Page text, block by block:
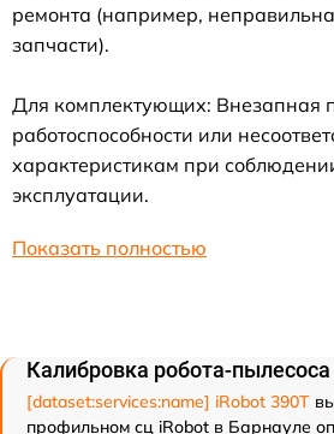
ремонта (например,
запчасти).
Для комплектующих: Внезапная
работоспособности или
характеристикам при
эксплуатации.
Показать полностью
Калибровка робота-
[dataset:services:name] iRobot 390T
профильном сц iRobot в Барнауле